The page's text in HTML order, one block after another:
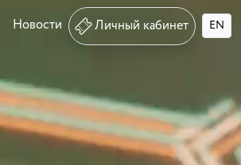
Новости Личный кабинет EN